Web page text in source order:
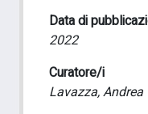
Data di
2022
Curatore/i
Lavazza, Andrea